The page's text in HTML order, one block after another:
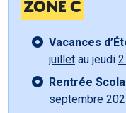
ZONE C
Vacances
juillet au jeudi
Rentrée
septembre